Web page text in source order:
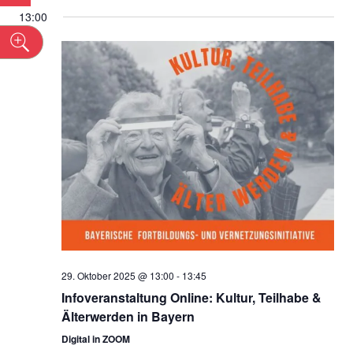
SUCHE
UND
Datum
wählen.
13:00
29. Oktober 2025 @ 13:00 - 13:45
Infoveranstaltung Online: Kultur, Teilhabe &
Älterwerden in Bayern
Digital in ZOOM